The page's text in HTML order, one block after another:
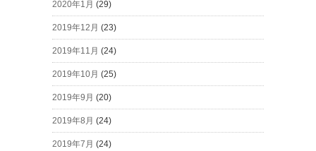
2020年1月 (29)
2019年12月 (23)
2019年11月 (24)
2019年10月 (25)
2019年9月 (20)
2019年8月 (24)
2019年7月 (24)